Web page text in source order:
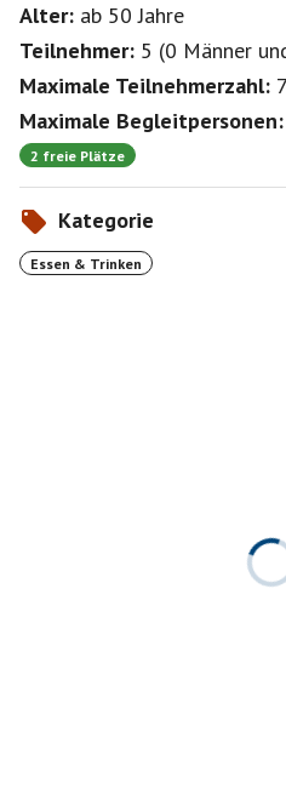
Alter: ab 50Jahre
Teilnehmer: 5 (0 Männer
Maximale Teilnehmerzahl: 7
Maximale Begleitpersonen:
2 freie Plätze
Kategorie
Essen & Trinken